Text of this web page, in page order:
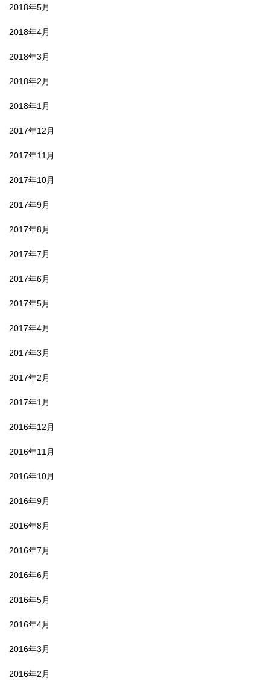
2018年5月
2018年4月
2018年3月
2018年2月
2018年1月
2017年12月
2017年11月
2017年10月
2017年9月
2017年8月
2017年7月
2017年6月
2017年5月
2017年4月
2017年3月
2017年2月
2017年1月
2016年12月
2016年11月
2016年10月
2016年9月
2016年8月
2016年7月
2016年6月
2016年5月
2016年4月
2016年3月
2016年2月